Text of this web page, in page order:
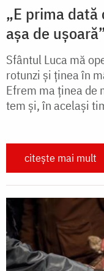
„E prima
așa de
Sfântul Luca mă
rotunzi şi ţinea în
Efrem ma ţinea de
tem şi, în acelaşi
citește mai mult